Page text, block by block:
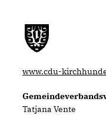
www.cdu-
Tatjana Vente